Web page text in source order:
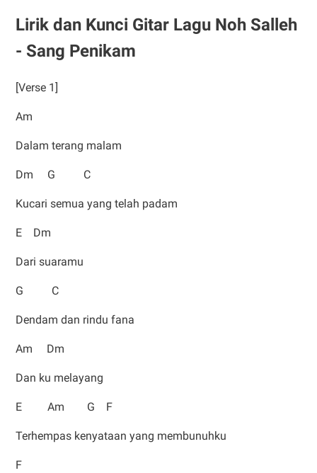
Lirik dan Kunci Gitar Lagu Noh Salleh
- Sang Penikam
[Verse 1]
Am
Dalam terang malam
Dm G C
Kucari semua yang telah padam
E Dm
Dari suaramu
G C
Dendam dan rindu fana
Am Dm
Dan ku melayang
E Am G F
Terhempas kenyataan yang membunuhku
F